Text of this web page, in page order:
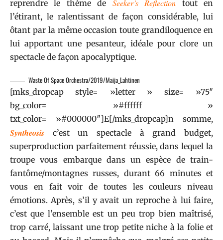
reprendre le thème de Seeker’s Reflection tout en
l’étirant, le ralentissant de façon considérable, lui
ôtant par la même occasion toute grandiloquence en
lui apportant une pesanteur, idéale pour clore un
spectacle de façon apocalyptique.
Waste Of Space Orchestra/2019/Maija_Lahtinen
[mks_dropcap style= »letter » size= »75″
bg_color= »#ffffff »
txt_color= »#000000″]E[/mks_dropcap]n somme,
Syntheosis
c’est un spectacle à grand budget,
superproduction parfaitement réussie, dans lequel la
troupe vous embarque dans un espèce de train-
fantôme/montagnes russes, durant 66 minutes et
vous en fait voir de toutes les couleurs niveau
émotions. Après, s’il y avait un reproche à lui faire,
c’est que l’ensemble est un peu trop bien maîtrisé,
trop carré, laissant une trop petite niche à la folie et